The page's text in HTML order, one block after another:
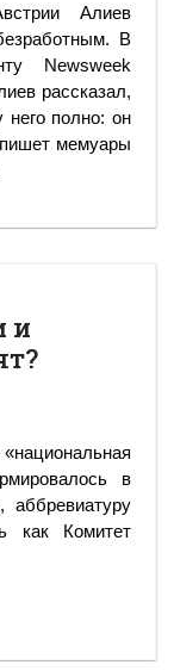
Алиев
В
Newsweek
рассказал,
полно: он
мемуары
и
в
аббревиатуру
как Комитет